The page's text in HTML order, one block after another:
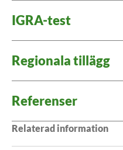
IGRA-test
Regionala tillägg
Referenser
Relaterad information